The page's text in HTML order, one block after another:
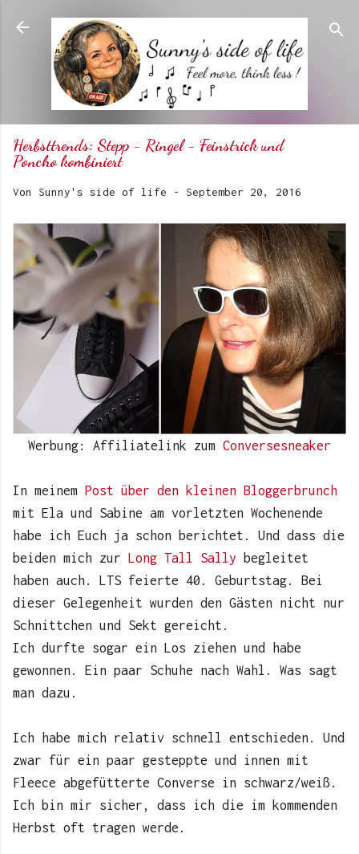
Direkt zum Hauptbereich
Herbsttrends: Stepp - Ringel - Feinstrick und
Poncho kombiniert
Von Sunny's side of life - September 20, 2016
Werbung: Affiliatelink zum Conversesneaker
In meinem
Post über den kleinen Bloggerbrunch
mit Ela und Sabine am vorletzten Wochenende
habe ich Euch ja schon berichtet. Und dass die
beiden mich zur
Long Tall Sally begleitet
haben auch. LTS feierte 40. Geburtstag. Bei
dieser Gelegenheit wurden den Gästen nicht nur
Schnittchen und Sekt gereicht.
Ich durfte sogar ein Los ziehen und habe
gewonnen. Ein paar Schuhe nach Wahl. Was sagt
man dazu.
Ich habe mich relativ schnell entschieden. Und
zwar für ein paar gesteppte und innen mit
Fleece abgefütterte Converse in schwarz/weiß.
Ich bin mir sicher, dass ich die im kommenden
Herbst oft tragen werde.